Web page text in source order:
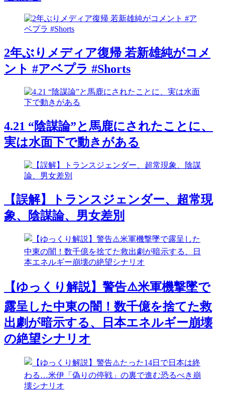
2年ぶりメディア復帰 若新雄純がコメ
ント #アベプラ #Shorts
4.21 “陰謀論”と馬鹿にされたことに、
実は水面下で動きがある
【誤解】トランスジェンダー、超常現
象、陰謀論、男女差別
【ゆっくり解説】警告⚠️米軍機撃墜で
露呈した中東の闇！数千億を捨てた救
出劇が暗示する、日本エネルギー崩壊
の絶望シナリオ